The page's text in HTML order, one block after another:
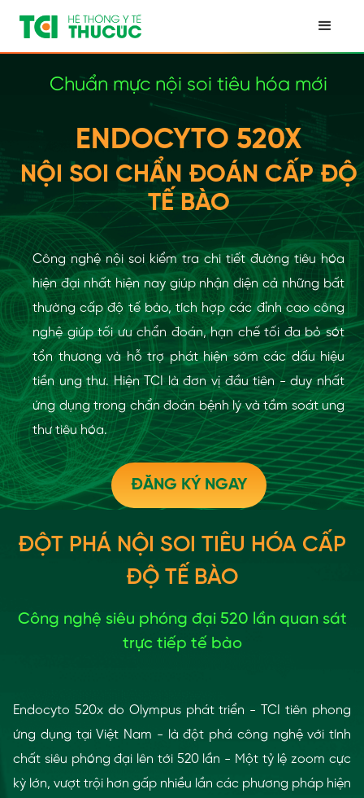
Chuẩn mực nội soi tiêu hóa mới
ENDOCYTO 520X
NỘI SOI CHẨN ĐOÁN CẤP ĐỘ
TẾ BÀO
Công nghệ nội soi kiểm tra chi tiết đường tiêu hóa
hiện đại nhất hiện nay giúp nhận diện cả những bất
thường cấp độ tế bào, tích hợp các đỉnh cao công
nghệ giúp tối ưu chẩn đoán, hạn chế tối đa bỏ sót
tổn thương và hỗ trợ phát hiện sớm các dấu hiệu
tiền ung thư. Hiện TCI là đơn vị đầu tiên - duy nhất
ứng dụng trong chẩn đoán bệnh lý và tầm soát ung
thư tiêu hóa.
ĐĂNG KÝ NGAY
ĐỘT PHÁ NỘI SOI TIÊU HÓA CẤP
ĐỘ TẾ BÀO
Công nghệ siêu phóng đại 520 lần quan sát
trực tiếp tế bào
Endocyto 520x do Olympus phát triển - TCI tiên phong
ứng dụng tại Việt Nam - là đột phá công nghệ với tính
chất siêu phóng đại lên tới 520 lần - Một tỷ lệ zoom cực
kỳ lớn, vượt trội hơn gấp nhiều lần các phương pháp hiện